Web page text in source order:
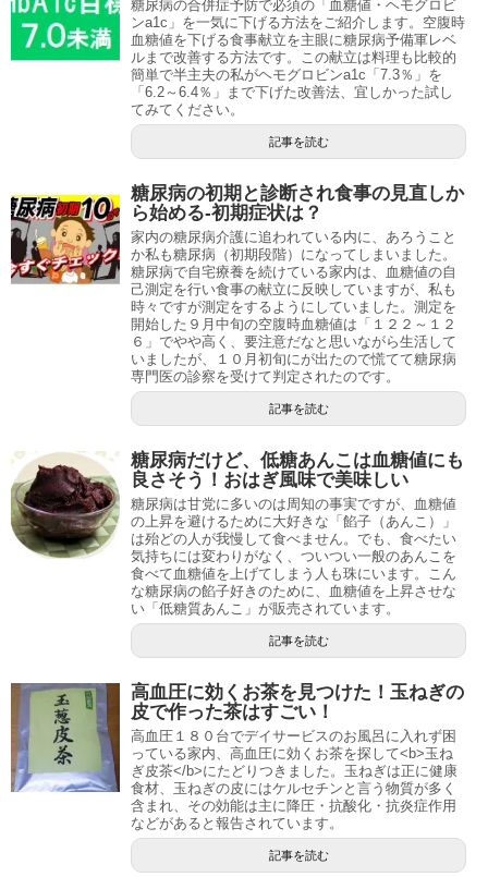
糖尿病の合併症予防で必須の「血糖値・ヘモグロビ
ンa1c」を一気に下げる方法をご紹介します。空腹時
血糖値を下げる食事献立を主眼に糖尿病予備軍レベ
ルまで改善する方法です。この献立は料理も比較的
簡単で半主夫の私がヘモグロビンa1c「7.3％」を
「6.2～6.4％」まで下げた改善法、宜しかった試し
てみてください。
記事を読む
糖尿病の初期と診断され食事の見直しか
ら始める-初期症状は？
家内の糖尿病介護に追われている内に、あろうこと
か私も糖尿病（初期段階）になってしまいました。
糖尿病で自宅療養を続けている家内は、血糖値の自
己測定を行い食事の献立に反映していますが、私も
時々ですが測定をするようにしていました。測定を
開始した９月中旬の空腹時血糖値は「１２２～１２
６」でやや高く、要注意だなと思いながら生活して
いましたが、１０月初旬にが出たので慌てて糖尿病
専門医の診察を受けて判定されたのです。
記事を読む
糖尿病だけど、低糖あんこは血糖値にも
良さそう！おはぎ風味で美味しい
糖尿病は甘党に多いのは周知の事実ですが、血糖値
の上昇を避けるために大好きな「餡子（あんこ）」
は殆どの人が我慢して食べません。でも、食べたい
気持ちには変わりがなく、ついつい一般のあんこを
食べて血糖値を上げてしまう人も珠にいます。こん
な糖尿病の餡子好きのために、血糖値を上昇させな
い「低糖質あんこ」が販売されています。
記事を読む
高血圧に効くお茶を見つけた！玉ねぎの
皮で作った茶はすごい！
高血圧１８０台でデイサービスのお風呂に入れず困
っている家内、高血圧に効くお茶を探して<b>玉ね
ぎ皮茶</b>にたどりつきました。玉ねぎは正に健康
食材、玉ねぎの皮にはケルセチンと言う物質が多く
含まれ、その効能は主に降圧・抗酸化・抗炎症作用
などがあると報告されています。
記事を読む